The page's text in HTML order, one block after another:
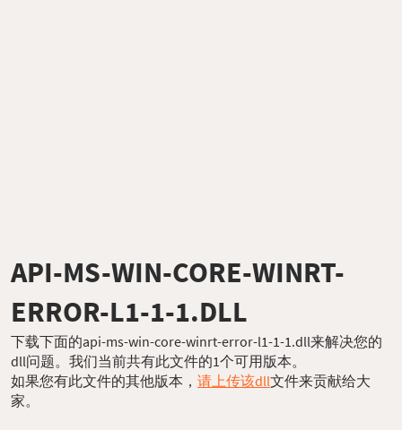
API-MS-WIN-CORE-WINRT-
ERROR-L1-1-1.DLL
下载下面的api-ms-win-core-winrt-error-l1-1-1.dll来解决您的
dll问题。我们当前共有此文件的1个可用版本。
如果您有此文件的其他版本， 请上传该dll文件来贡献给大
家。